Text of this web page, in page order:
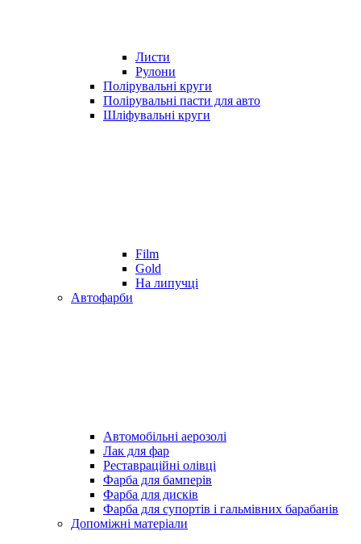
Листи
Рулони
Полірувальні круги
Полірувальні пасти для авто
Шліфувальні круги
Film
Gold
На липучці
Автофарби
Автомобільні аерозолі
Лак для фар
Реставраційні олівці
Фарба для бамперів
Фарба для дисків
Фарба для супортів і гальмівних барабанів
Допоміжні матеріали